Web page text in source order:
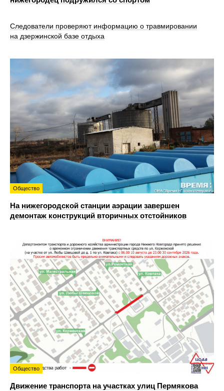
Следователи проверяют информацию о травмировании
на дзержинской базе отдыха
Общество
На нижегородской станции аэрации завершен
демонтаж конструкций вторичных отстойников
Общество
Движение транспорта на участках улиц Пермякова